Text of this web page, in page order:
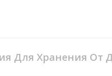
Для Хранения От